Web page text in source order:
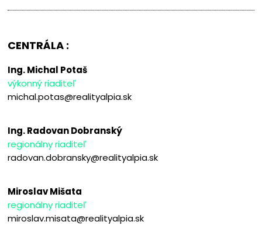
CENTRÁLA :
Ing. Michal Potaš
výkonný riaditeľ
michal.potas@realityalpia.sk
Ing. Radovan Dobranský
regionálny riaditeľ
radovan.dobransky@realityalpia.sk
Miroslav Mišata
regionálny riaditeľ
miroslav.misata@realityalpia.sk